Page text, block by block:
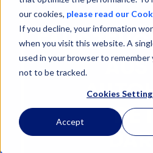
our cookies, please read our
If you decline, your information
when you visit this website. A
used in your browser to
not to be tracked.
Cookies
Accept